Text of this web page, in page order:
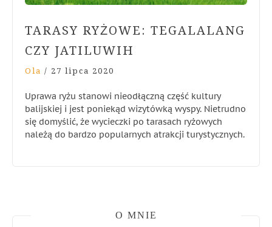
TARASY RYŻOWE: TEGALALANG
CZY JATILUWIH
Ola / 27 lipca 2020
Uprawa ryżu stanowi nieodłączną część kultury
balijskiej i jest poniekąd wizytówką wyspy. Nietrudno
się domyślić, że wycieczki po tarasach ryżowych
należą do bardzo popularnych atrakcji turystycznych.
O MNIE